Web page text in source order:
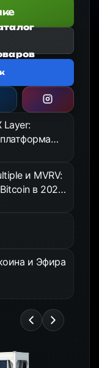
Layer:
и MVRV:
в 2026
и Эфира